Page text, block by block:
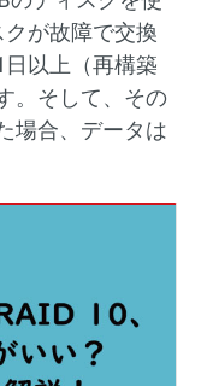
が故障で交換
以上（再構築
。そして、その
場合、データは